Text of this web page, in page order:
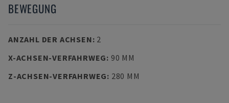
BEWEGUNG
ANZAHL DER ACHSEN: 2
X-ACHSEN-VERFAHRWEG: 90 MM
Z-ACHSEN-VERFAHRWEG: 280 MM